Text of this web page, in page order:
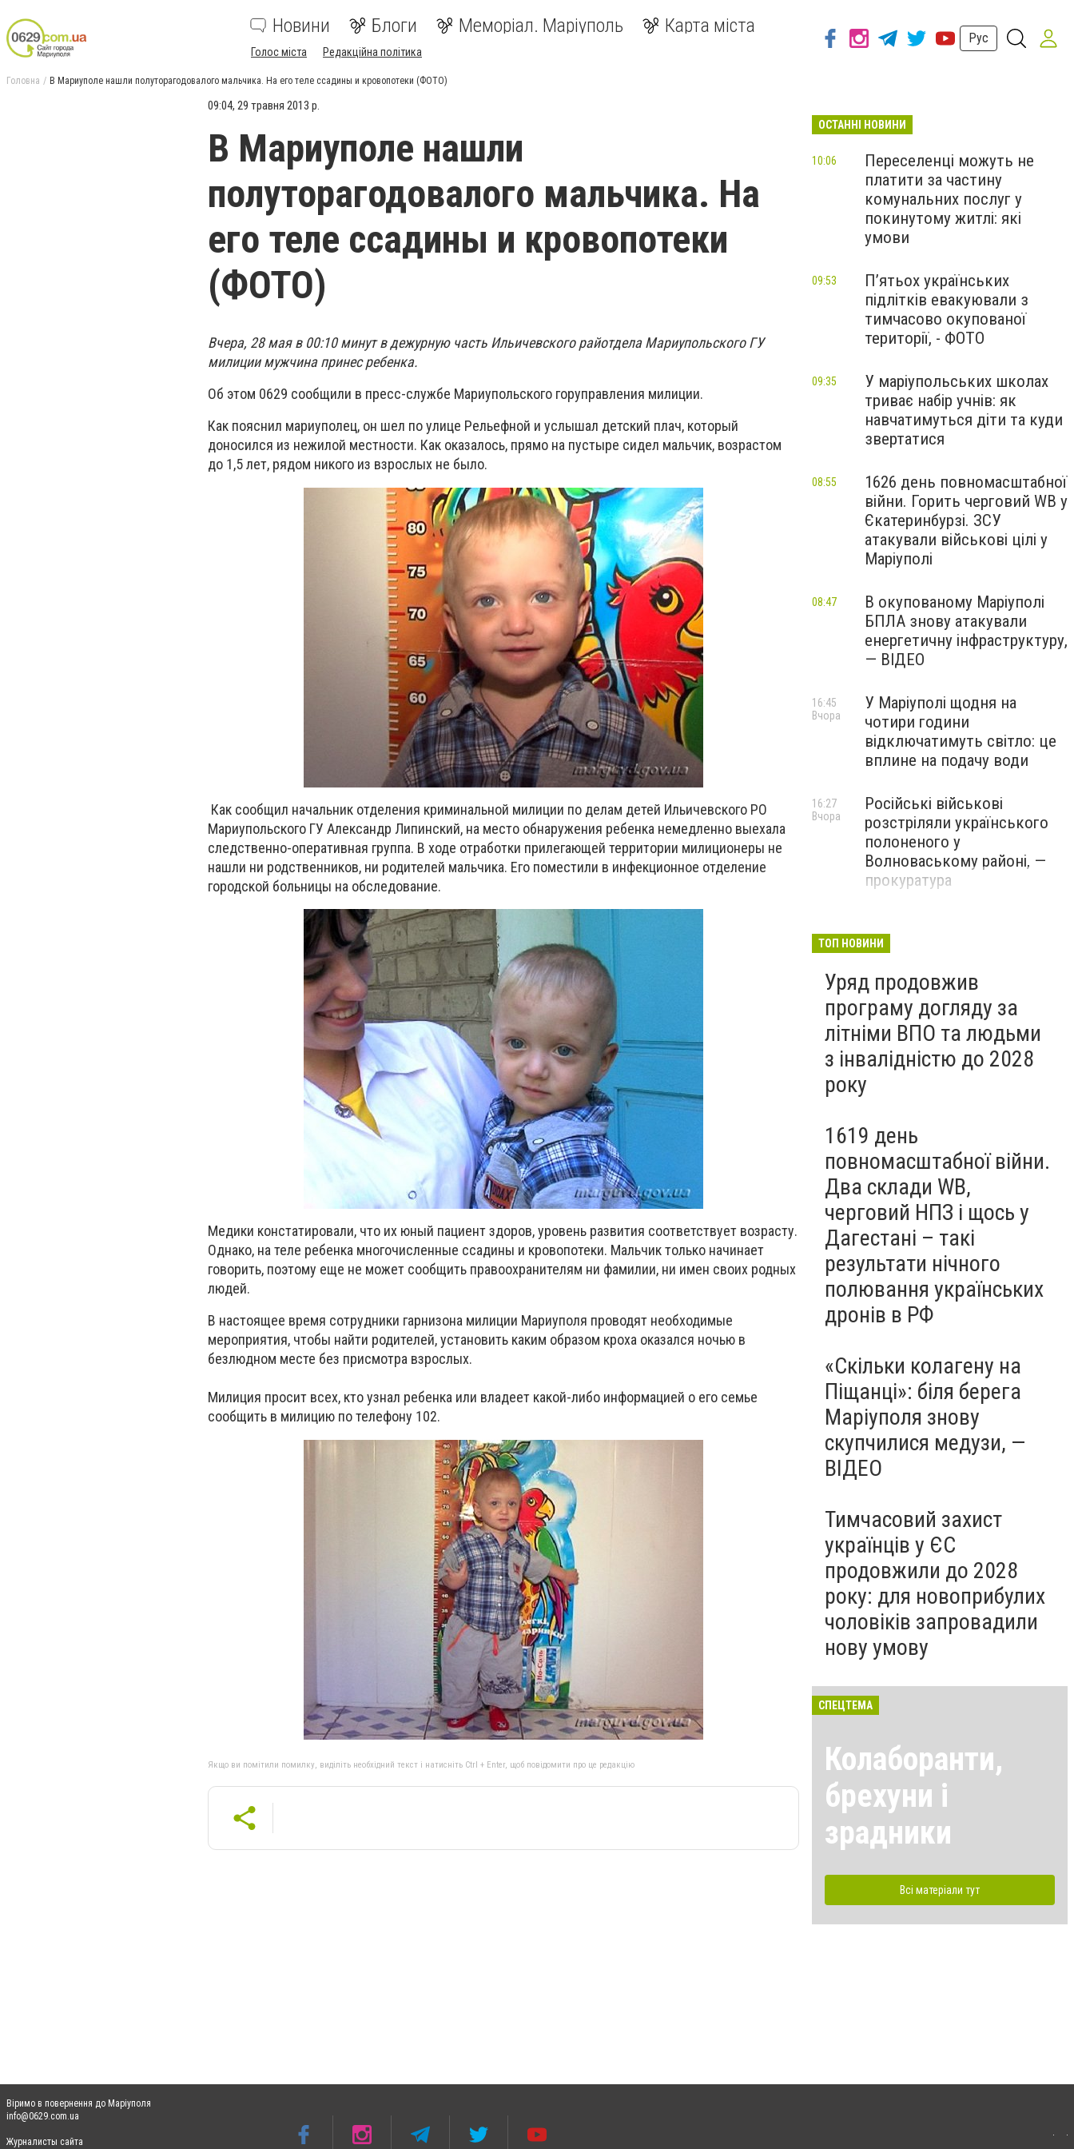
Новини Блоги Меморіал. Маріуполь Карта міста
Голос міста Редакційна політика
Рус
Головна В Мариуполе нашли полуторагодовалого мальчика. На его теле ссадины и кровопотеки (ФОТО)
09:04, 29 травня 2013 р.
В Мариуполе нашли
полуторагодовалого мальчика. На
его теле ссадины и кровопотеки
(ФОТО)
Вчера, 28 мая в 00:10 минут в дежурную часть Ильичевского райотдела Мариупольского ГУ
милиции мужчина принес ребенка.
Об этом 0629 сообщили в пресс-службе Мариупольского горуправления милиции.
Как пояснил мариуполец, он шел по улице Рельефной и услышал детский плач, который
доносился из нежилой местности. Как оказалось, прямо на пустыре сидел мальчик, возрастом
до 1,5 лет, рядом никого из взрослых не было.
Как сообщил начальник отделения криминальной милиции по делам детей Ильичевского РО
Мариупольского ГУ Александр Липинский, на место обнаружения ребенка немедленно выехала
следственно-оперативная группа. В ходе отработки прилегающей территории милиционеры не
нашли ни родственников, ни родителей мальчика. Его поместили в инфекционное отделение
городской больницы на обследование.
Медики констатировали, что их юный пациент здоров, уровень развития соответствует возрасту.
Однако, на теле ребенка многочисленные ссадины и кровопотеки. Мальчик только начинает
говорить, поэтому еще не может сообщить правоохранителям ни фамилии, ни имен своих родных
людей.
В настоящее время сотрудники гарнизона милиции Мариуполя проводят необходимые
мероприятия, чтобы найти родителей, установить каким образом кроха оказался ночью в
безлюдном месте без присмотра взрослых.
Милиция просит всех, кто узнал ребенка или владеет какой-либо информацией о его семье
сообщить в милицию по телефону 102.
Якщо ви помітили помилку, виділіть необхідний текст і натисніть Ctrl + Enter, щоб повідомити про це редакцію
ОСТАННІ НОВИНИ
Переселенці можуть не
платити за частину
комунальних послуг у
покинутому житлі: які
умови
10:06
П’ятьох українських
підлітків евакуювали з
тимчасово окупованої
території, - ФОТО
09:53
У маріупольських школах
триває набір учнів: як
навчатимуться діти та куди
звертатися
09:35
1626 день повномасштабної
війни. Горить черговий WB у
Єкатеринбурзі. ЗСУ
атакували військові цілі у
Маріуполі
08:55
В окупованому Маріуполі
БПЛА знову атакували
енергетичну інфраструктуру,
— ВІДЕО
08:47
У Маріуполі щодня на
чотири години
відключатимуть світло: це
вплине на подачу води
16:45
Вчора
Російські військові
розстріляли українського
полоненого у
Волноваському районі, —
прокуратура
16:27
Вчора
адміністрація оскаржує
судами право власності на
житло
Вчора
ТОП НОВИНИ
Уряд продовжив
програму догляду за
літніми ВПО та людьми
з інвалідністю до 2028
року
1619 день
повномасштабної війни.
Два склади WB,
черговий НПЗ і щось у
Дагестані – такі
результати нічного
полювання українських
дронів в РФ
«Скільки колагену на
Піщанці»: біля берега
Маріуполя знову
скупчилися медузи, —
ВІДЕО
Тимчасовий захист
українців у ЄС
продовжили до 2028
року: для новоприбулих
чоловіків запровадили
нову умову
СПЕЦТЕМА
Колаборанти,
брехуни і
зрадники
Всі матеріали тут
Віримо в повернення до Маріуполя
info@0629.com.ua
Журналисты сайта